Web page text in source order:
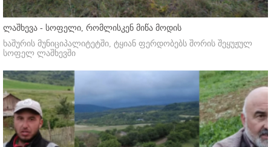
ლაშხევა - სოფელი, რომლისკენ მიწა მოდის
ხაშურის მუნიციპალიტეტში, ტყიან ფერდობებს შორის შეყუჟულ
სოფელ ლაშხევში